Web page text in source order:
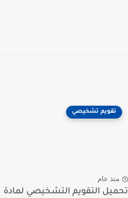
تقويم تشخيصي
منذ عام
تحميل التقويم التشخيصي لمادة